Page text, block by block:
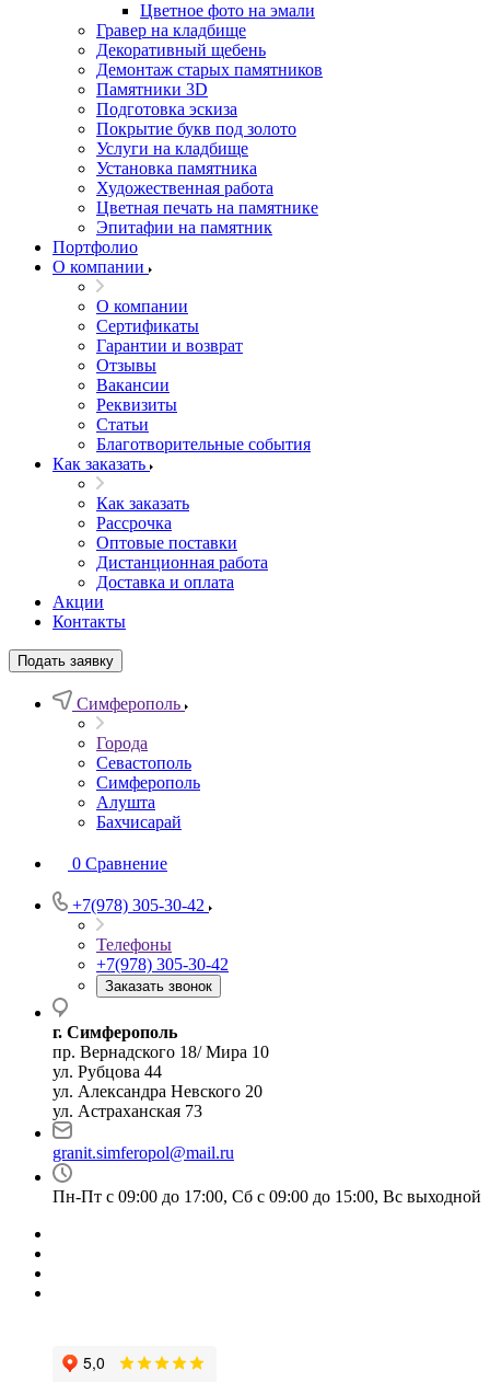
Цветное фото на эмали
Гравер на кладбище
Декоративный щебень
Демонтаж старых памятников
Памятники 3D
Подготовка эскиза
Покрытие букв под золото
Услуги на кладбище
Установка памятника
Художественная работа
Цветная печать на памятнике
Эпитафии на памятник
Портфолио
О компании
О компании
Сертификаты
Гарантии и возврат
Отзывы
Вакансии
Реквизиты
Статьи
Благотворительные события
Как заказать
Как заказать
Рассрочка
Оптовые поставки
Дистанционная работа
Доставка и оплата
Акции
Контакты
Подать заявку
Симферополь
Города
Севастополь
Симферополь
Алушта
Бахчисарай
0 Сравнение
+7(978) 305-30-42
Телефоны
+7(978) 305-30-42
Заказать звонок
г. Симферополь
пр. Вернадского 18/ Мира 10
ул. Рубцова 44
ул. Александра Невского 20
ул. Астраханская 73
granit.simferopol@mail.ru
Пн-Пт с 09:00 до 17:00, Сб с 09:00 до 15:00, Вс выходной